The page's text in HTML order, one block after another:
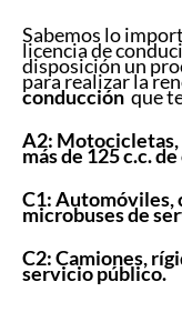
Sabemos lo
licencia de
disposición un
para realizar la
conducción que
A2:
más de 125 c.c.
C1: Automóviles,
microbuses de
C2: Camiones,
servicio público.